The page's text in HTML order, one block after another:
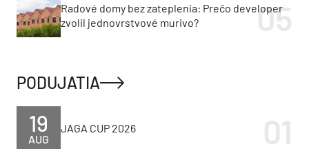
Radové domy bez zateplenia: Prečo developer
zvolil jednovrstvové murivo?
PODUJATIA
AUG
19 JAGA CUP 2026